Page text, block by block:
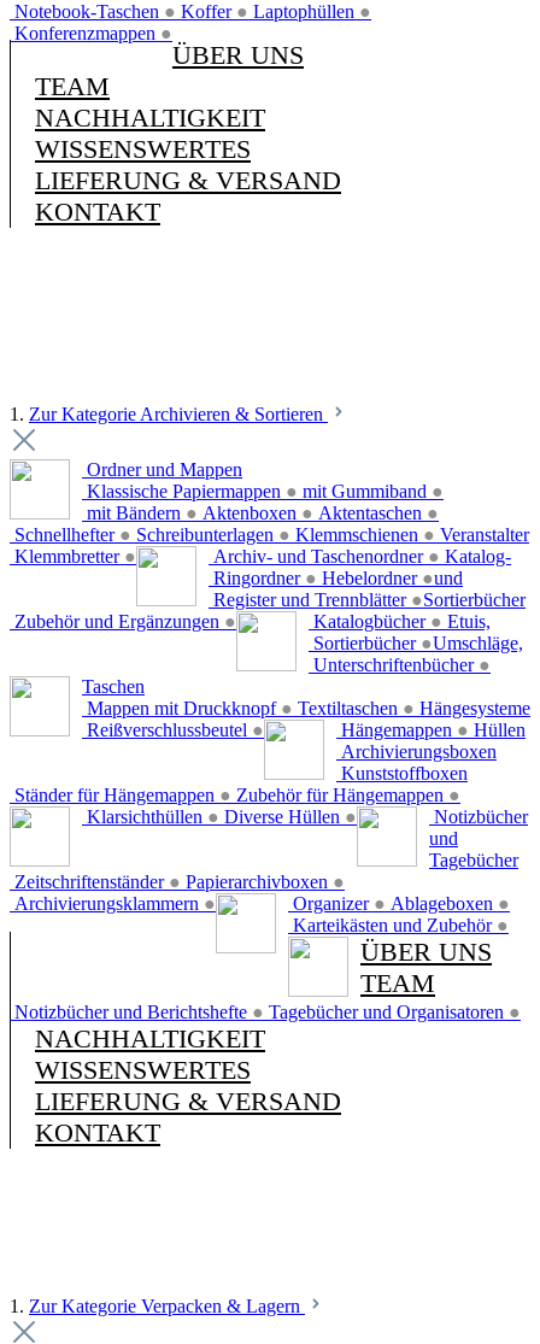
Notebook-Taschen ● Koffer ● Laptophüllen ●
Konferenzmappen ●
ÜBER UNS
TEAM
NACHHALTIGKEIT
WISSENSWERTES
LIEFERUNG & VERSAND
KONTAKT
1. Zur Kategorie Archivieren & Sortieren
Ordner und Mappen
Klassische Papiermappen ● mit Gummiband ●
mit Bändern ● Aktenboxen ● Aktentaschen ●
Schnellhefter ● Schreibunterlagen ● Klemmschienen ●
Klemmbretter ●
Veranstalter
Archiv- und Taschenordner ●
Ringordner ● Hebelordner ●
Register und Trennblätter ●
Zubehör und Ergänzungen ●
Katalog-
und
Sortierbücher
Katalogbücher ●
Sortierbücher ●
Unterschriftenbücher ●
Etuis,
Umschläge,
Taschen
Mappen mit Druckknopf ● Textiltaschen ●
Reißverschlussbeutel ●
Hängesysteme
Hängemappen ●
Ständer für Hängemappen ● Zubehör für Hängemappen ●
Hüllen
Klarsichthüllen ● Diverse Hüllen ●
Archivierungsboxen
Zeitschriftenständer ● Papierarchivboxen ●
Archivierungsklammern ●
Kunststoffboxen
Organizer ● Ablageboxen ●
Karteikästen und Zubehör ●
Notizbücher
und
Tagebücher
Notizbücher und Berichtshefte ● Tagebücher und Organisatoren ●
ÜBER UNS
TEAM
NACHHALTIGKEIT
WISSENSWERTES
LIEFERUNG & VERSAND
KONTAKT
1. Zur Kategorie Verpacken & Lagern